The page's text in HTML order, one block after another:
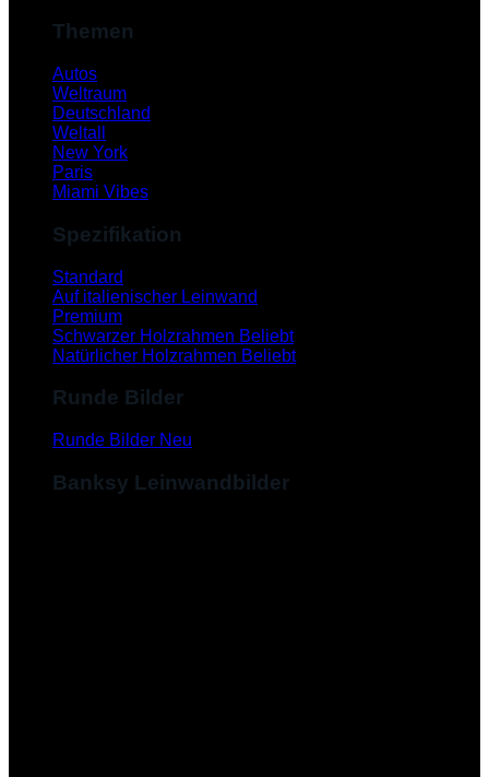
Themen
Autos
Weltraum
Deutschland
Weltall
New York
Paris
Miami Vibes
Spezifikation
Standard
Auf italienischer Leinwand
Premium
Schwarzer Holzrahmen
Natürlicher Holzrahmen
Runde Bilder
Runde Bilder
Banksy Leinwandbilder